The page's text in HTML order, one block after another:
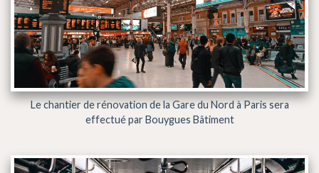
Le chantier de rénovation de la Gare du Nord à Paris sera
effectué par Bouygues Bâtiment